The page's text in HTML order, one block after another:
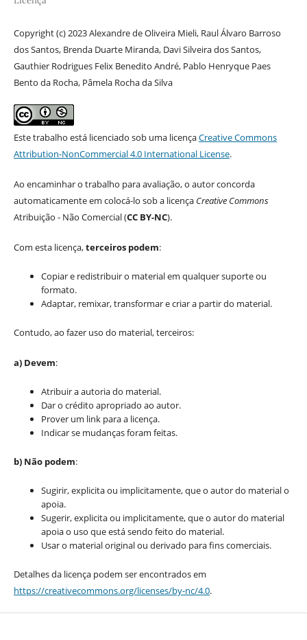
Copyright (c) 2023 Alexandre de Oliveira Mieli, Raul Álvaro Barroso
dos Santos, Brenda Duarte Miranda, Davi Silveira dos Santos,
Gauthier Rodrigues Felix Benedito André, Pablo Henryque Paes
Bento da Rocha, Pâmela Rocha da Silva
Este trabalho está licenciado sob uma licençaCreative Commons
Attribution-NonCommercial 4.0 International License.
Ao encaminhar o trabalho para avaliação, o autor concorda
automaticamente em colocá-lo sob a licença Creative Commons
Atribuição - Não Comercial (CC BY-NC).
Com esta licença,terceiros podem:
Copiar e redistribuir o material em qualquer suporte ou
formato.
Adaptar, remixar, transformar e criar a partir do material.
Contudo, ao fazer uso do material, terceiros:
a) Devem:
Atribuir a autoria do material.
Dar o crédito apropriado ao autor.
Prover um link para a licença.
Indicar se mudanças foram feitas.
b) Não podem:
Sugirir, explicita ou implicitamente, que o autor do material o
apoia.
Sugerir, explicita ou implicitamente, que o autor do material
apoia o uso que está sendo feito do material.
Usar o material original ou derivado para fins comerciais.
Detalhes da licença podem ser encontrados em
https://creativecommons.org/licenses/by-nc/4.0.